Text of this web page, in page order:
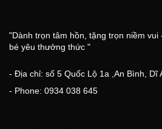
"Dành trọn tâm hồn, tặng trọn niềm
bé yêu thưởng thức "
- Địa chỉ: số 5 Quốc Lộ 1a ,An Bình, Dĩ
- Phone: 0934 038 645